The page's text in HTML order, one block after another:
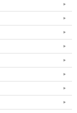
応ができない場
お問い合わせ
願いいたしま
いるため、会場
がございます。
整のご対応がで